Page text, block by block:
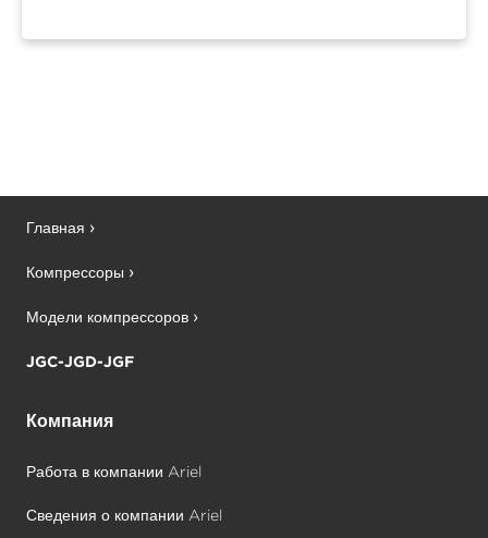
Главная
Компрессоры
Модели компрессоров
JGC-JGD-JGF
Компания
Работа в компании Ariel
Сведения о компании Ariel